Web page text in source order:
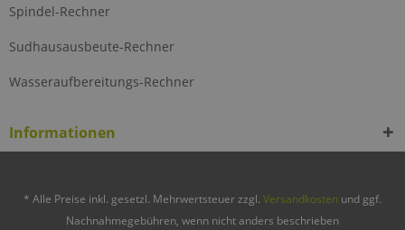
Spindel-Rechner
Sudhausausbeute-Rechner
Wasseraufbereitungs-Rechner
Informationen
* Alle Preise inkl. gesetzl. Mehrwertsteuer zzgl. Versandkosten und ggf.
Nachnahmegebühren, wenn nicht anders beschrieben